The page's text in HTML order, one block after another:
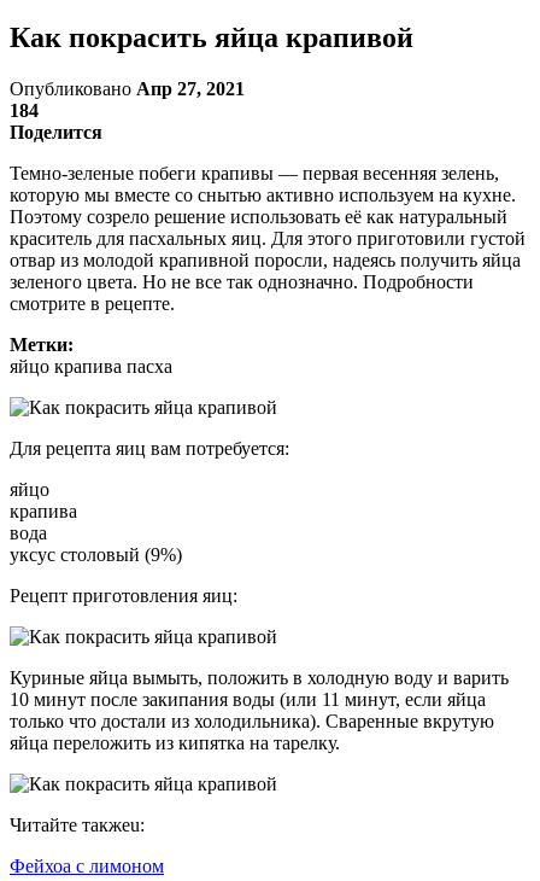
Как покрасить яйца крапивой
Опубликовано Апр 27, 2021
184
Поделится
Темно-зеленые побеги крапивы — первая весенняя зелень,
которую мы вместе со снытью активно используем на кухне.
Поэтому созрело решение использовать её как натуральный
краситель для пасхальных яиц. Для этого приготовили густой
отвар из молодой крапивной поросли, надеясь получить яйца
зеленого цвета. Но не все так однозначно. Подробности
смотрите в рецепте.
Метки:
яйцо крапива пасха
Для рецепта яиц вам потребуется:
яйцо
крапива
вода
уксус столовый (9%)
Рецепт приготовления яиц:
Куриные яйца вымыть, положить в холодную воду и варить
10 минут после закипания воды (или 11 минут, если яйца
только что достали из холодильника). Сваренные вкрутую
яйца переложить из кипятка на тарелку.
Читайте такжеu:
Фейхоа с лимоном